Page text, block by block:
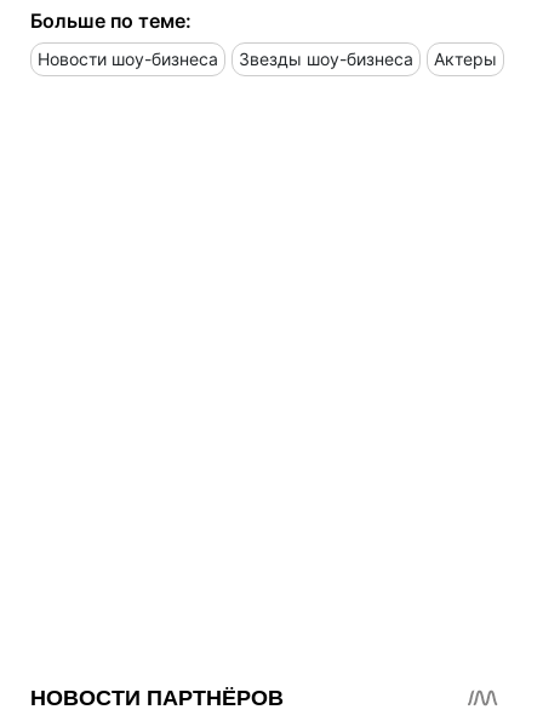
Больше по теме:
Новости шоу-бизнеса Звезды шоу-бизнеса Актеры